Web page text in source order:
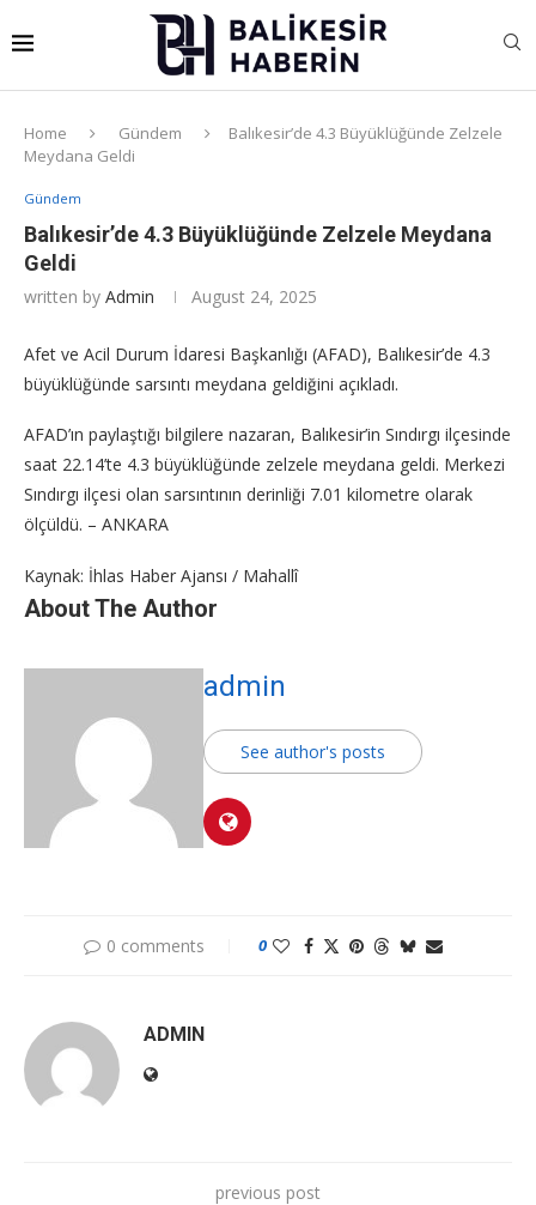
Home Gündem
Balıkesir’de 4.3 Büyüklüğünde Zelzele
Meydana Geldi
Gündem
Balıkesir’de 4.3 Büyüklüğünde Zelzele Meydana
Geldi
written by Admin August 24, 2025
Afet ve Acil Durum İdaresi Başkanlığı (AFAD), Balıkesir’de 4.3
büyüklüğünde sarsıntı meydana geldiğini açıkladı.
AFAD’ın paylaştığı bilgilere nazaran, Balıkesir’in Sındırgı ilçesinde
saat 22.14’te 4.3 büyüklüğünde zelzele meydana geldi. Merkezi
Sındırgı ilçesi olan sarsıntının derinliği 7.01 kilometre olarak
ölçüldü. – ANKARA
Kaynak: İhlas Haber Ajansı / Mahallî
About The Author
admin
See author's posts
0 comments 0
ADMIN
previous post